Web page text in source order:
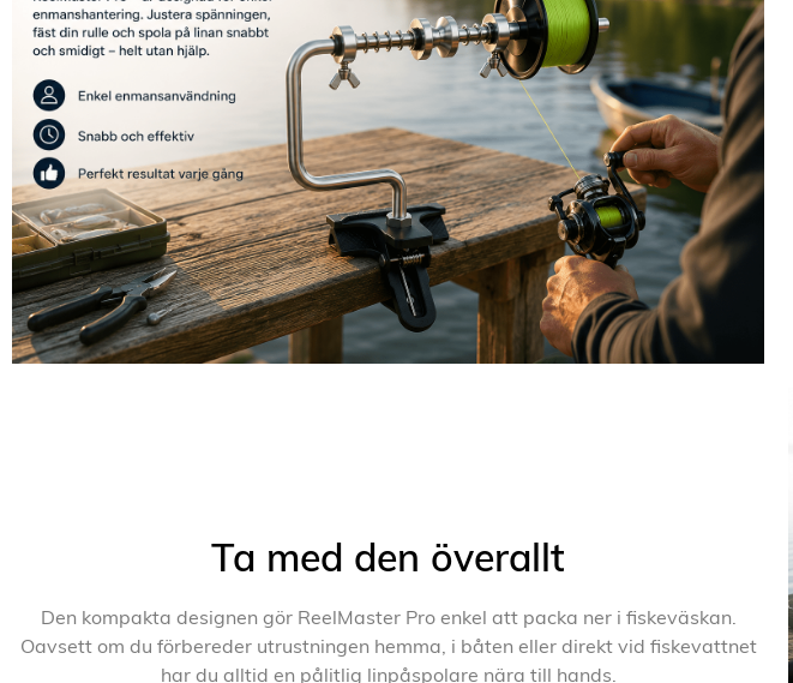
Ta med den överallt
Den kompakta designen gör ReelMaster Pro enkel att packa ner i fiskeväskan.
Oavsett om du förbereder utrustningen hemma, i båten eller direkt vid fiskevattnet
har du alltid en pålitlig linpåspolare nära till hands.